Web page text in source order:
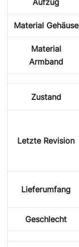
Aufzug
Material Gehäuse
Material
Armband
Zustand
Letzte Revision
Lieferumfang
Geschlecht